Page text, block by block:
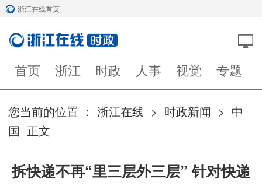
浙江在线首页
首页 浙江 时政 人事 视觉 专题
您当前的位置 ： 浙江在线 > 时政新闻 > 中
国 正文
拆快递不再“里三层外三层” 针对快递